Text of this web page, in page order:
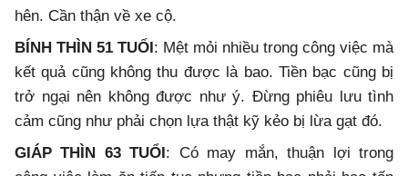
hên. Cần thận về xe cộ.
BÍNH THÌN 51 TUỔI: Mệt mỏi nhiều trong công việc mà
kết quả cũng không thu được là bao. Tiền bạc cũng bị
trở ngại nên không được như ý. Đừng phiêu lưu tình
cảm cũng như phải chọn lựa thật kỹ kẻo bị lừa gạt đó.
GIÁP THÌN 63 TUỔI: Có may mắn, thuận lợi trong